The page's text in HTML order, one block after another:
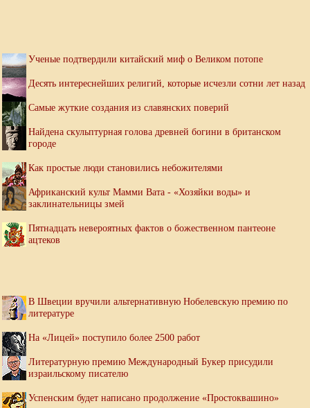
Ученые подтвердили китайский миф о Великом потопе
Десять интереснейших религий, которые исчезли сотни лет назад
Самые жуткие создания из славянских поверий
Найдена скульптурная голова древней богини в британском
городе
Как простые люди становились небожителями
Африканский культ Мамми Вата - «Хозяйки воды» и
заклинательницы змей
Пятнадцать невероятных фактов о божественном пантеоне
ацтеков
В Швеции вручили альтернативную Нобелевскую премию по
литературе
На «Лицей» поступило более 2500 работ
Литературную премию Международный Букер присудили
израильскому писателю
Успенским будет написано продолжение «Простоквашино»